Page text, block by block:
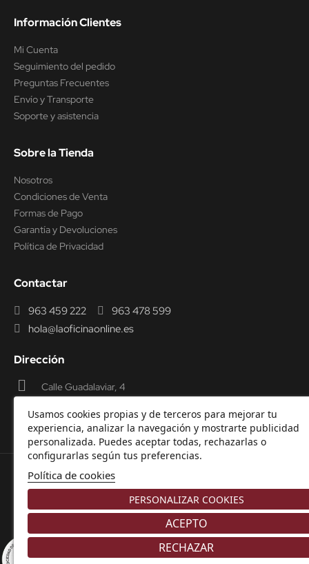
Usamos cookies propias y de terceros para mejorar tu
experiencia, analizar la navegación y mostrarte publicidad
personalizada. Puedes aceptar todas, rechazarlas o
configurarlas según tus preferencias.
Política de cookies
PERSONALIZAR COOKIES
RECHAZAR
ACEPTO
Información Clientes
Mi Cuenta
Seguimiento del pedido
Preguntas Frecuentes
Envío y Transporte
Soporte y asistencia
Sobre la Tienda
Nosotros
Condiciones de Venta
Formas de Pago
Garantía y Devoluciones
Política de Privacidad
Contactar
963 459 222
963 478 599
hola@laoficinaonline.es
Dirección
Calle Guadalaviar, 4
© 2000-2026 Laoficinaonline.
Aviso Legal-Política de cookies-Política de
Privacidad-Garantía y Devoluciones.
8.9/10